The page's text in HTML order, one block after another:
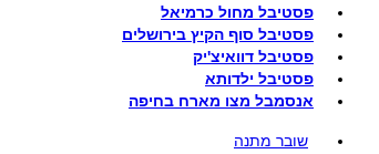
פסטיבל מחול כרמיאל
פסטיבל סוף הקיץ בירושלים
פסטיבל דוואיצ'יק
פסטיבל ילדותא
אנסמבל מצו מארח בחיפה
שובר מתנה